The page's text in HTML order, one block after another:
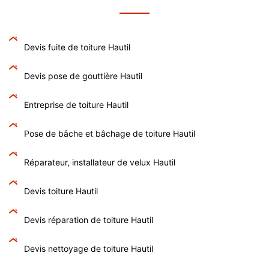
Devis fuite de toiture Hautil
Devis pose de gouttière Hautil
Entreprise de toiture Hautil
Pose de bâche et bâchage de toiture Hautil
Réparateur, installateur de velux Hautil
Devis toiture Hautil
Devis réparation de toiture Hautil
Devis nettoyage de toiture Hautil